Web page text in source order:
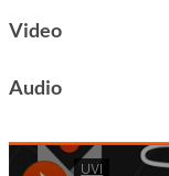
Video
Audio